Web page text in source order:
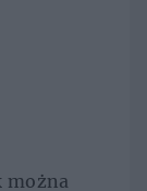
można